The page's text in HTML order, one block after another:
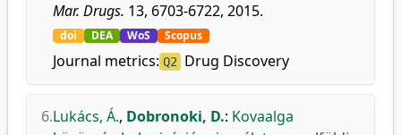
Mar. Drugs. 13, 6703-6722, 2015.
doi DEA WoS Scopus
Journal metrics: Q2 Drug Discovery
6.Lukács, Á., Dobronoki, D.: Kovaalga